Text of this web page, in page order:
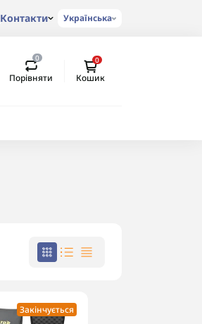
Контакти Українська
0
Порівняти
0
Кошик
Закінчується